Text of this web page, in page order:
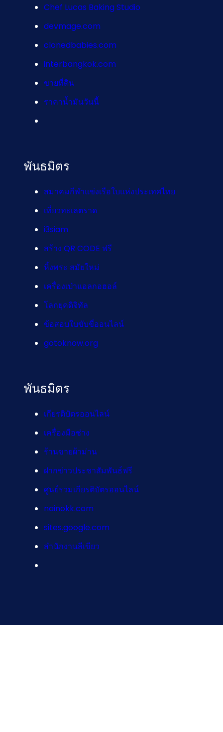
Chef Lucas Baking Studio
devmage.com
clonedbabies.com
interbangkok.com
ขายที่ดิน
ราคาน้ำมันวันนี้
พันธมิตร
สมาคมกีฬาแข่งเรือใบแห่งประเทศไทย
เที่ยวทะเลตราด
i3siam
สร้าง QR CODE ฟรี
หิ้งพระ สมัยใหม่
เครื่องเป่าแอลกอฮอล์
โลกยุคดิจิทัล
ข้อสอบใบขับขี่ออนไลน์
gotoknow.org
พันธมิตร
เกียรติบัตรออนไลน์
เครื่องมือช่าง
ร้านขายผ้าม่าน
ฝากข่าวประชาสัมพันธ์ฟรี
ศูนย์รวมเกียรติบัตรออนไลน์
nainokk.com
sites.google.com
สำนักงานสีเขียว